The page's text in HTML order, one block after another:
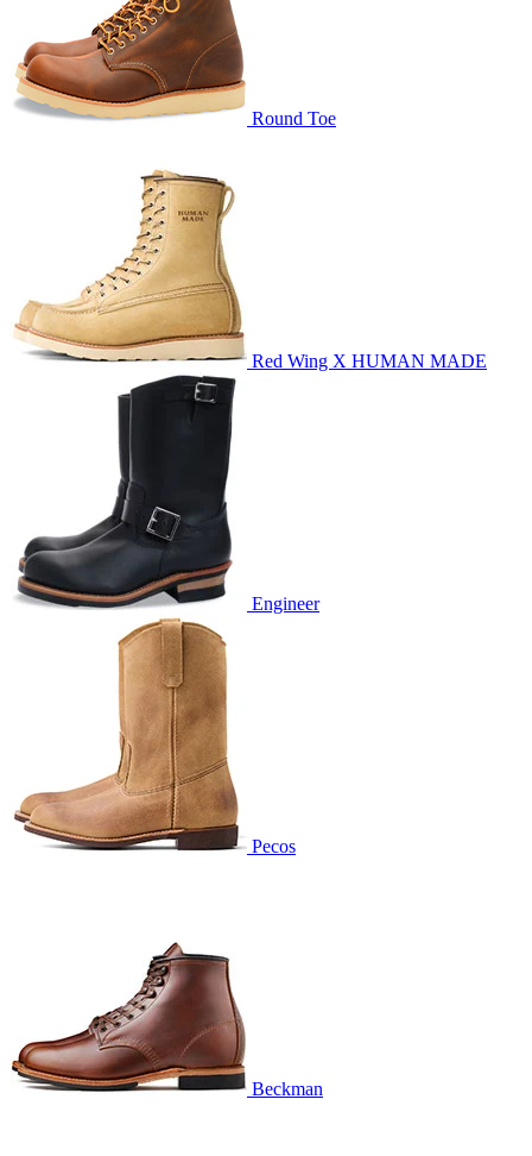
Round Toe
Red Wing X HUMAN MADE
Engineer
Pecos
Beckman